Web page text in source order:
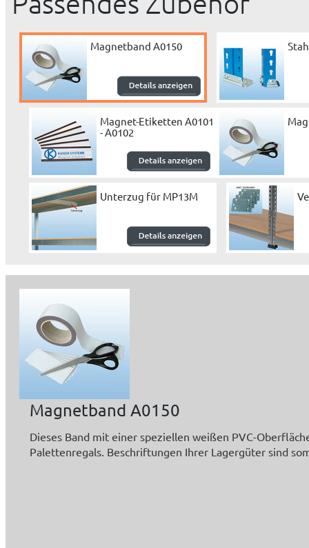
Magnetband A0150
Magnet-Etiketten A0101
- A0102
Unterzug für MP13M
Magnetband A0150
Dieses Band mit einer speziellen weißen PVC-
Palettenregals. Beschriftungen Ihrer Lagergüter sind